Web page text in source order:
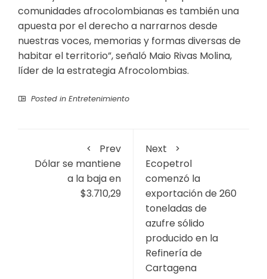
comunidades afrocolombianas es también una
apuesta por el derecho a narrarnos desde
nuestras voces, memorias y formas diversas de
habitar el territorio”, señaló Maio Rivas Molina,
líder de la estrategia Afrocolombias.
Posted in Entretenimiento
Prev
Dólar se mantiene
a la baja en
$3.710,29
Next
Ecopetrol
comenzó la
exportación de 260
toneladas de
azufre sólido
producido en la
Refinería de
Cartagena